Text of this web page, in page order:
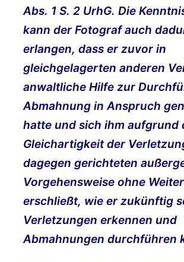
Abs. 1 S. 2 UrhG. Die
kann der Fotograf auch
erlangen, dass er zuvor in
gleichgelagerten anderen
anwaltliche Hilfe zur
Abmahnung in Anspruch
hatte und sich ihm aufgrund
Gleichartigkeit der
dagegen gerichteten
Vorgehensweise ohne
erschließt, wie er zukünftig
Verletzungen erkennen und
Abmahnungen durchführen